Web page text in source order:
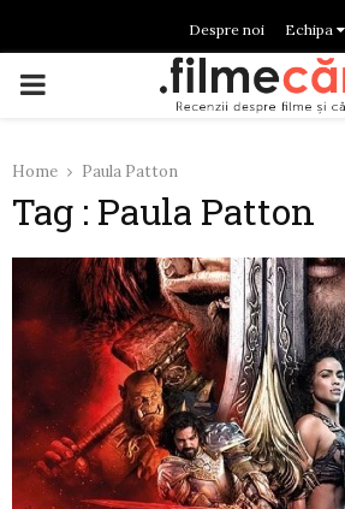
Despre noi Echipa
PRIMARY
Home Paula Patton
Tag : Paula Patton